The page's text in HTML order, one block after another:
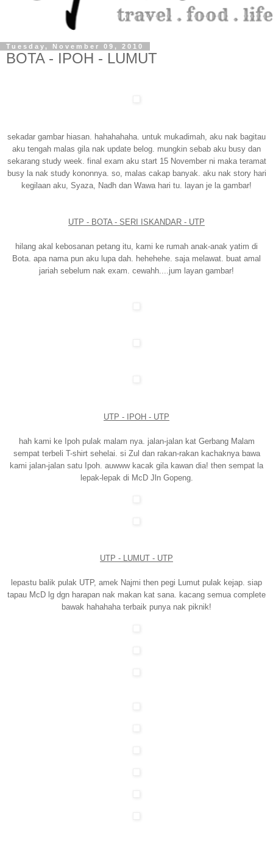
Tuesday, November 09, 2010
BOTA - IPOH - LUMUT
sekadar gambar hiasan. hahahahaha. untuk mukadimah, aku nak bagitau
aku tengah malas gila nak update belog. mungkin sebab aku busy dan
sekarang study week. final exam aku start 15 November ni maka teramat
busy la nak study kononnya. so, malas cakap banyak. aku nak story hari
kegilaan aku, Syaza, Nadh dan Wawa hari tu. layan je la gambar!
UTP - BOTA - SERI ISKANDAR - UTP
hilang akal kebosanan petang itu, kami ke rumah anak-anak yatim di
Bota. apa nama pun aku lupa dah. hehehehe. saja melawat. buat amal
jariah sebelum nak exam. cewahh....jum layan gambar!
UTP - IPOH - UTP
hah kami ke Ipoh pulak malam nya. jalan-jalan kat Gerbang Malam
sempat terbeli T-shirt sehelai. si Zul dan rakan-rakan kachaknya bawa
kami jalan-jalan satu Ipoh. auwww kacak gila kawan dia! then sempat la
lepak-lepak di McD Jln Gopeng.
UTP - LUMUT - UTP
lepastu balik pulak UTP, amek Najmi then pegi Lumut pulak kejap. siap
tapau McD lg dgn harapan nak makan kat sana. kacang semua complete
bawak hahahaha terbaik punya nak piknik!